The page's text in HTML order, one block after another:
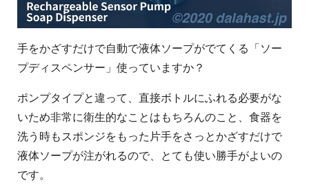
手をかざすだけで自動で液体ソープがでてくる「ソー
プディスペンサー」使っていますか？
ポンプタイプと違って、直接ボトルにふれる必要がな
いため非常に衛生的なことはもちろんのこと、食器を
洗う時もスポンジをもった片手をさっとかざすだけで
液体ソープが注がれるので、とても使い勝手がよいの
です。